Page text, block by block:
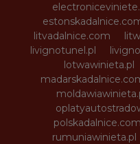
litvadalnice.com
livignotunel.pl
lotwawinieta.pl
polskadalnice.com
rumuniawinieta.pl